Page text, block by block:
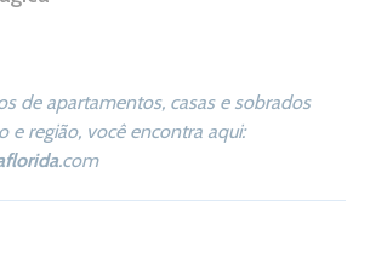
de apartamentos, casas e sobrados
e região, você encontra aqui:
.com